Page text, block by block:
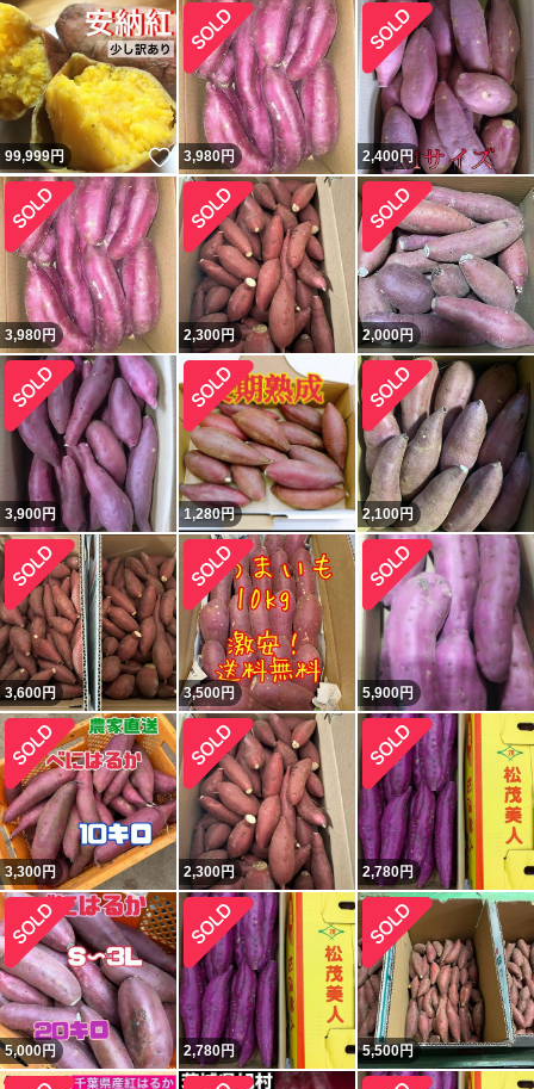
99,999円 いいね！
3,980円 2,400円
3,980円 2,300円 2,000円
3,900円 1,280円 2,100円
3,600円 3,500円 5,900円
3,300円 2,300円 2,780円
5,000円 2,780円 5,500円